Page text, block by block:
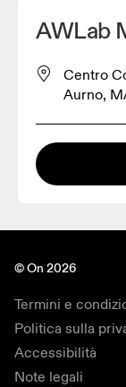
AWLab
Centro
Aurno,
© On 2026
Termini e
Politica sulla
Accessibilità
Note legali